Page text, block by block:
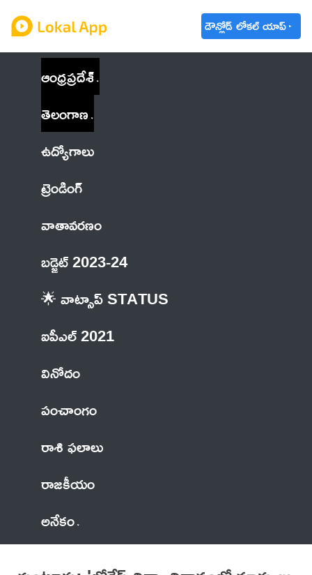
డౌన్లోడ్ లోకల్ యాప్
ఆంధ్రప్రదేశ్
తెలంగాణ
ఉద్యోగాలు
ట్రెండింగ్
వాతావరణం
బడ్జెట్ 2023-24
🌟 వాట్సాప్ STATUS
ఐపీఎల్ 2021
వినోదం
పంచాంగం
రాశి ఫలాలు
రాజకీయం
అనేకం